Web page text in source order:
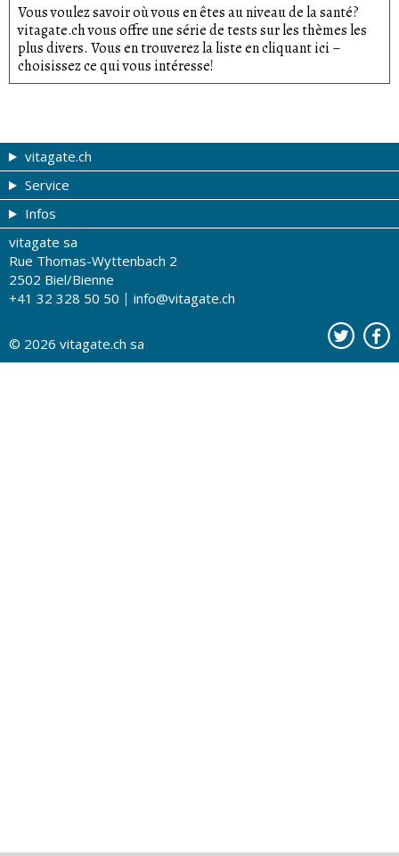
Vous voulez savoir où vous en êtes au niveau de la santé?
vitagate.ch vous offre une série de tests sur les thèmes les
plus divers. Vous en trouverez la liste en cliquant ici –
choisissez ce qui vous intéresse!
vitagate.ch
Forme et beauté
Thèmes de A à Z
Thérapies
La santé sur les ondes
Tests de santé
Service
Coupons
Tribune du droguiste
Recherche de drogueries
Drogueries partenaires
Contact
Infos
Impressum
Conditions d'utilisation
A notre sujet
Publicité sur vitagate.ch
vitagate sa
Rue Thomas-Wyttenbach 2
2502 Biel/Bienne
+41 32 328 50 50
info@vitagate.ch
© 2026 vitagate.ch sa